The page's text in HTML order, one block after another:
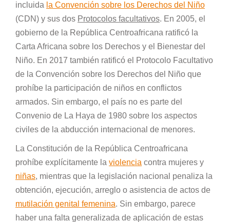
incluida la Convención sobre los Derechos del Niño
(CDN) y sus dos Protocolos facultativos. En 2005, el
gobierno de la República Centroafricana ratificó la
Carta Africana sobre los Derechos y el Bienestar del
Niño. En 2017 también ratificó el Protocolo Facultativo
de la Convención sobre los Derechos del Niño que
prohíbe la participación de niños en conflictos
armados. Sin embargo, el país no es parte del
Convenio de La Haya de 1980 sobre los aspectos
civiles de la abducción internacional de menores.
La Constitución de la República Centroafricana
prohíbe explícitamente la violencia contra mujeres y
niñas, mientras que la legislación nacional penaliza la
obtención, ejecución, arreglo o asistencia de actos de
mutilación genital femenina. Sin embargo, parece
haber una falta generalizada de aplicación de estas